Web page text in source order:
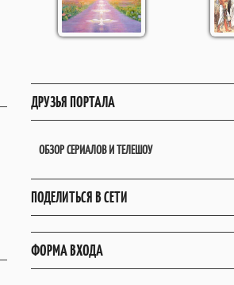
ДРУЗЬЯ ПОРТАЛА
ОБЗОР СЕРИАЛОВ И ТЕЛЕШОУ
ПОДЕЛИТЬСЯ В СЕТИ
ФОРМА ВХОДА